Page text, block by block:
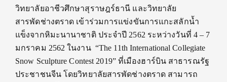
วิทยาลัยอาชีวศึกษาสุราษฎร์ธานี และวิทยาลัย
สารพัดช่างตราด เข้าร่วมการแข่งขันการแกะสลักน้ำ
แข็งจากหิมะนานาชาติ ประจำปี 2562 ระหว่างวันที่ 4 – 7
มกราคม 2562 ในงาน “The 11th International Collegiate
Snow Sculpture Contest 2019” ที่เมืองฮาร์บิน สาธารณรัฐ
ประชาชนจีน โดยวิทยาลัยสารพัดช่างตราด สามารถ